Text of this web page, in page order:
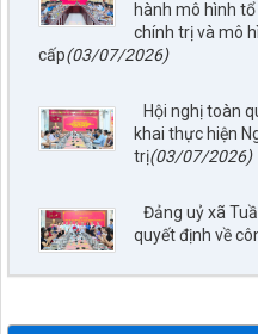
hành mô hình
chính trị và mô
cấp(03/07/2026)
Hội nghị toàn
khai thực hiện
trị(03/07/2026)
Đảng uỷ xã
quyết định về
797./TTPTQĐ-KV2
Về việc đăng tải lên trên
Tuần Giáo công khai dự
Nậm Là tỉnh Điện Biên
lượt xem: 47 | lượt tải:35